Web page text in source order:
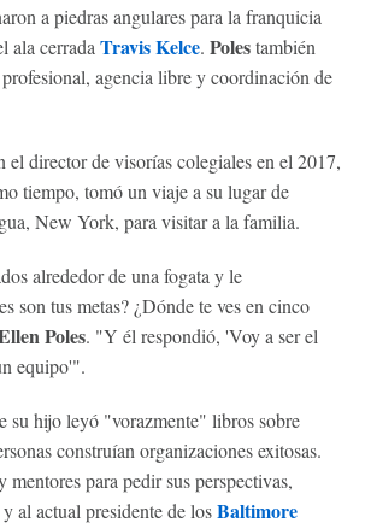
a piedras angulares para la franquicia
ala cerrada Travis Kelce. Polestambién
agencia libre y coordinación de
el director de visorías colegiales en el 2017,
tiempo, tomó un viaje a su lugar de
New York, para visitar a la familia.
alrededor de una fogata y le
son tus metas? ¿Dónde te ves en cinco
Poles. "Y él respondió, 'Voy a ser el
equipo'".
su hijo leyó "vorazmente" libros sobre
construían organizaciones exitosas.
mentores para pedir sus perspectivas,
y al actual presidente de losBaltimore